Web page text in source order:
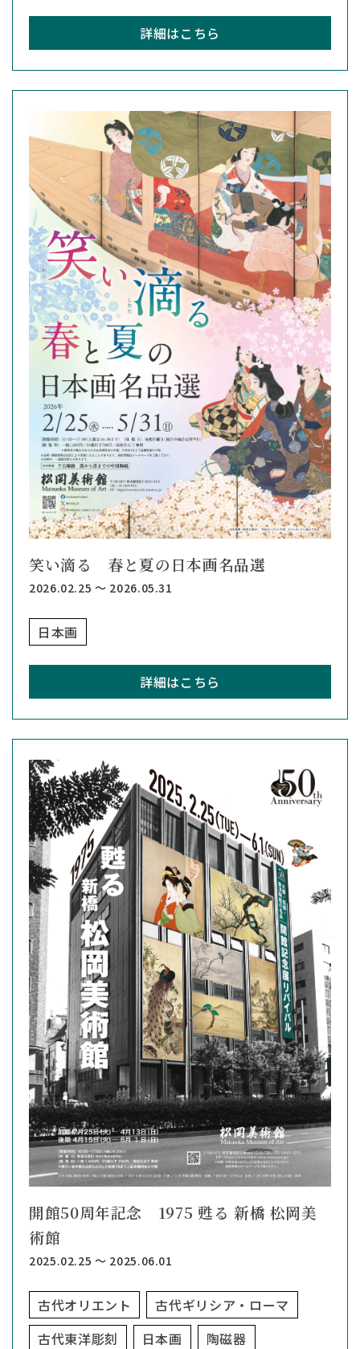
詳細はこちら
笑い滴る 春と夏の日本画名品選
2026.02.25 ～ 2026.05.31
日本画
詳細はこちら
開館50周年記念 1975 甦る 新橋 松岡美
術館
2025.02.25 ～ 2025.06.01
古代オリエント
古代ギリシア・ローマ
古代東洋彫刻
日本画 陶磁器